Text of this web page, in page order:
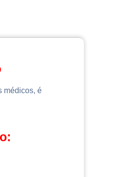
médicos, é